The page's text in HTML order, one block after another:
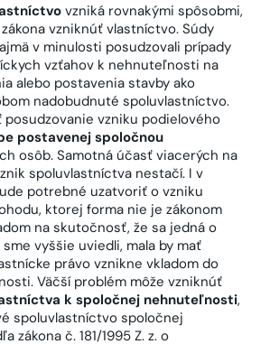
vzniká rovnakými spôsobmi,
vzniknúť vlastníctvo. Súdy
v minulosti posudzovali prípady
vzťahov k nehnuteľnosti na
alebo postavenia stavby ako
nadobudnuté spoluvlastníctvo.
posudzovanie vzniku podielového
postavenej spoločnou
osôb. Samotná účasť viacerých na
spoluvlastníctva nestačí. I v
potrebné uzatvoriť o vzniku
ktorej forma nie je zákonom
na skutočnosť, že sa jedná o
vyššie uviedli, mala by mať
právo vznikne vkladom do
Väčší problém môže vzniknúť
k spoločnej nehnuteľnosti,
spoluvlastníctvo spoločnej
zákona č. 181/1995 Z. z. o